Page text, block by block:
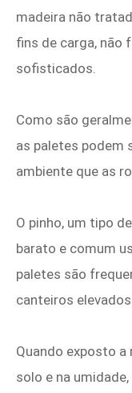
madeira não
fins de carga, não
sofisticados.
Como são
as paletes podem
ambiente que as
O pinho, um tipo
barato e comum
paletes são
canteiros
Quando exposto a
solo e na